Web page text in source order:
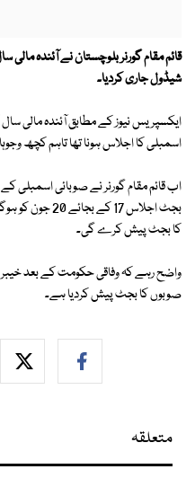
شیڈول جاری کردیا۔
اسمبلی کا اجلاس ہونا تھا تاہم کچھ
اب قائم مقام گورنر نے صوبائی اسمبلی
بجٹ اجلاس 17
کا بجٹ پیش کرے گی۔
واضح رہے کہ وفاقی حکومت کے بعد
صوبوں کا بجٹ پیش کردیا ہے۔
متعلقہ